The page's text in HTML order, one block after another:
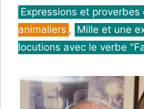
Catégories
Expressions et proverbes
animaliers , Mille et une
locutions avec le verbe